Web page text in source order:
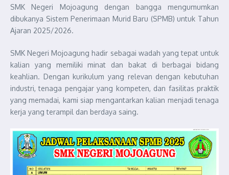
SMK Negeri Mojoagung dengan bangga mengumumkan
dibukanya Sistem Penerimaan Murid Baru (SPMB) untuk Tahun
Ajaran 2025/2026.
SMK Negeri Mojoagung hadir sebagai wadah yang tepat untuk
kalian yang memiliki minat dan bakat di berbagai bidang
keahlian. Dengan kurikulum yang relevan dengan kebutuhan
industri, tenaga pengajar yang kompeten, dan fasilitas praktik
yang memadai, kami siap mengantarkan kalian menjadi tenaga
kerja yang terampil dan berdaya saing.